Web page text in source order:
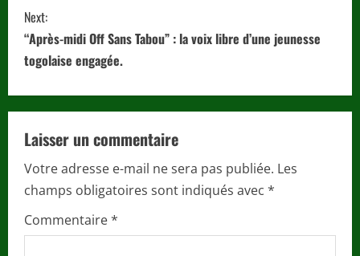
t
i
n
u
e
R
e
Next:
“Après-midi Off Sans Tabou” : la voix libre d’une jeunesse
togolaise engagée.
Laisser un commentaire
Votre adresse e-mail ne sera pas publiée. Les
champs obligatoires sont indiqués avec *
Commentaire*